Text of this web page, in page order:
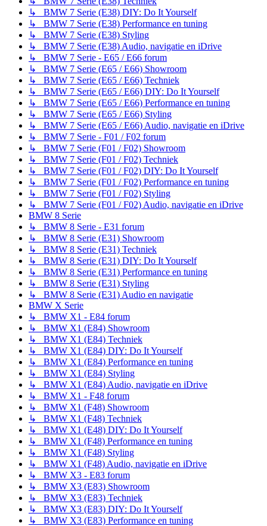
↳ BMW 7 Serie (E38) DIY: Do It Yourself
↳ BMW 7 Serie (E38) Performance en tuning
↳ BMW 7 Serie (E38) Styling
↳ BMW 7 Serie (E38) Audio, navigatie en iDrive
↳ BMW 7 Serie - E65 / E66 forum
↳ BMW 7 Serie (E65 / E66) Showroom
↳ BMW 7 Serie (E65 / E66) Techniek
↳ BMW 7 Serie (E65 / E66) DIY: Do It Yourself
↳ BMW 7 Serie (E65 / E66) Performance en tuning
↳ BMW 7 Serie (E65 / E66) Styling
↳ BMW 7 Serie (E65 / E66) Audio, navigatie en iDrive
↳ BMW 7 Serie - F01 / F02 forum
↳ BMW 7 Serie (F01 / F02) Showroom
↳ BMW 7 Serie (F01 / F02) Techniek
↳ BMW 7 Serie (F01 / F02) DIY: Do It Yourself
↳ BMW 7 Serie (F01 / F02) Performance en tuning
↳ BMW 7 Serie (F01 / F02) Styling
↳ BMW 7 Serie (F01 / F02) Audio, navigatie en iDrive
BMW 8 Serie
↳ BMW 8 Serie - E31 forum
↳ BMW 8 Serie (E31) Showroom
↳ BMW 8 Serie (E31) Techniek
↳ BMW 8 Serie (E31) DIY: Do It Yourself
↳ BMW 8 Serie (E31) Performance en tuning
↳ BMW 8 Serie (E31) Styling
↳ BMW 8 Serie (E31) Audio en navigatie
BMW X Serie
↳ BMW X1 - E84 forum
↳ BMW X1 (E84) Showroom
↳ BMW X1 (E84) Techniek
↳ BMW X1 (E84) DIY: Do It Yourself
↳ BMW X1 (E84) Performance en tuning
↳ BMW X1 (E84) Styling
↳ BMW X1 (E84) Audio, navigatie en iDrive
↳ BMW X1 - F48 forum
↳ BMW X1 (F48) Showroom
↳ BMW X1 (F48) Techniek
↳ BMW X1 (E48) DIY: Do It Yourself
↳ BMW X1 (F48) Performance en tuning
↳ BMW X1 (F48) Styling
↳ BMW X1 (F48) Audio, navigatie en iDrive
↳ BMW X3 - E83 forum
↳ BMW X3 (E83) Showroom
↳ BMW X3 (E83) Techniek
↳ BMW X3 (E83) DIY: Do It Yourself
↳ BMW X3 (E83) Performance en tuning